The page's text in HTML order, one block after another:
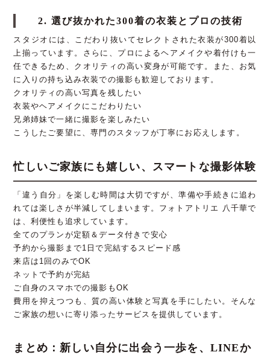
2. 選び抜かれた300着の衣装とプロの技術
スタジオには、こだわり抜いてセレクトされた衣装が300着以
上揃っています。さらに、プロによるヘアメイクや着付けも一
任できるため、クオリティの高い変身が可能です。また、お気
に入りの持ち込み衣装での撮影も歓迎しております。
クオリティの高い写真を残したい
衣装やヘアメイクにこだわりたい
兄弟姉妹で一緒に撮影を楽しみたい
こうしたご要望に、専門のスタッフが丁寧にお応えします。
忙しいご家族にも嬉しい、スマートな撮影体験
「違う自分」を楽しむ時間は大切ですが、準備や手続きに追わ
れては楽しさが半減してしまいます。フォトアトリエ 八千華で
は、利便性も追求しています。
全てのプランが定額＆データ付きで安心
予約から撮影まで1日で完結するスピード感
来店は1回のみでOK
ネットで予約が完結
ご自身のスマホでの撮影もOK
費用を抑えつつも、質の高い体験と写真を手にしたい。そんな
ご家族の想いに寄り添ったサービスを提供しています。
まとめ：新しい自分に出会う一歩を、LINEか